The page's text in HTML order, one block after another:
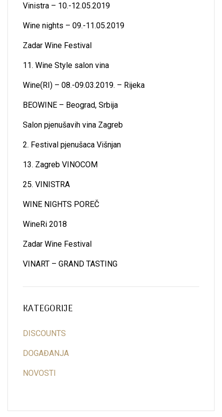
Vinistra – 10.-12.05.2019
Wine nights – 09.-11.05.2019
Zadar Wine Festival
11. Wine Style salon vina
Wine(RI) – 08.-09.03.2019. – Rijeka
BEOWINE – Beograd, Srbija
Salon pjenušavih vina Zagreb
2. Festival pjenušaca Višnjan
13. Zagreb VINOCOM
25. VINISTRA
WINE NIGHTS POREČ
WineRi 2018
Zadar Wine Festival
VINART – GRAND TASTING
KATEGORIJE
DISCOUNTS
DOGAĐANJA
NOVOSTI